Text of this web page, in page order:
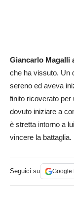
Giancarlo Magalli
che ha vissuto. Un
sereno ed aveva
finito ricoverato per
dovuto iniziare a
è stretta intorno a
vincere la
Seguici su Google